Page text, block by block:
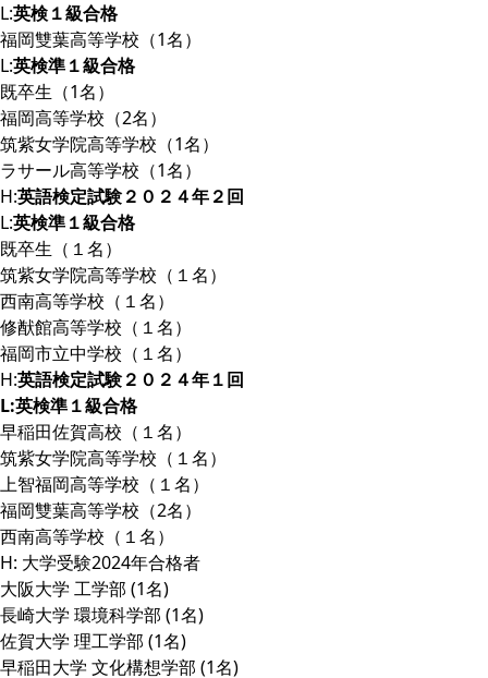
L:英検１級合格
福岡雙葉高等学校（1名）
L:英検準１級合格
既卒生（1名）
福岡高等学校（2名）
筑紫女学院高等学校（1名）
ラサール高等学校（1名）
H:英語検定試験２０２４年２回
L:英検準１級合格
既卒生（１名）
筑紫女学院高等学校（１名）
西南高等学校（１名）
修猷館高等学校（１名）
福岡市立中学校（１名）
H:英語検定試験２０２４年１回
L:英検準１級合格
早稲田佐賀高校（１名）
筑紫女学院高等学校（１名）
上智福岡高等学校（１名）
福岡雙葉高等学校（2名）
西南高等学校（１名）
H: 大学受験2024年合格者
大阪大学 工学部 (1名)
長崎大学 環境科学部 (1名)
佐賀大学 理工学部 (1名)
早稲田大学 文化構想学部 (1名)